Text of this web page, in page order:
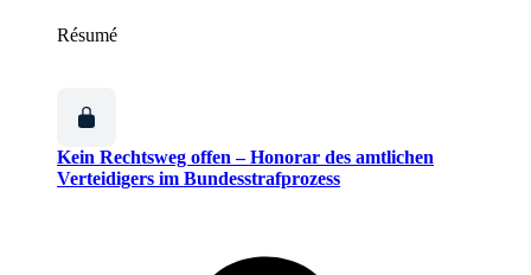
Résumé
Kein Rechtsweg offen – Honorar des amtlichen
Verteidigers im Bundesstrafprozess